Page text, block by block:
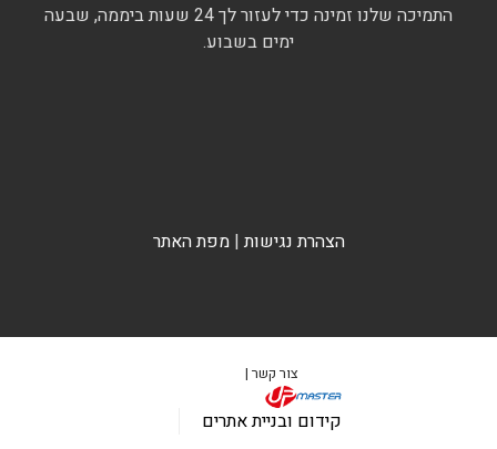
התמיכה שלנו זמינה כדי לעזור לך 24 שעות ביממה, שבעה
ימים בשבוע.
הצהרת נגישות|מפת האתר
צור קשר |
קידום ובניית אתרים